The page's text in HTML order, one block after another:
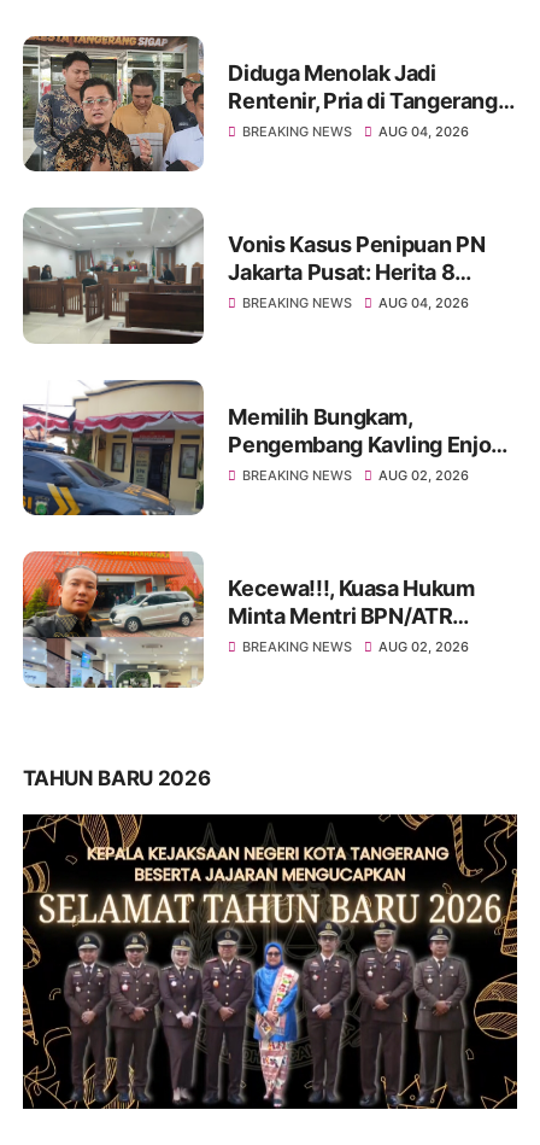
Diduga Menolak Jadi
Rentenir, Pria di Tangerang
Diduga Jadi Korban
BREAKING NEWS AUG 04, 2026
Vonis Kasus Penipuan PN
Jakarta Pusat: Herita 8
Bulan, Achmad Yulian 2
BREAKING NEWS AUG 04, 2026
Memilih Bungkam,
Pengembang Kavling Enjong
Residence Dilaporkan
BREAKING NEWS AUG 02, 2026
Kecewa!!!, Kuasa Hukum
Minta Mentri BPN/ATR
Evaluasi Kinerja Kantor
BREAKING NEWS AUG 02, 2026
TAHUN BARU 2026